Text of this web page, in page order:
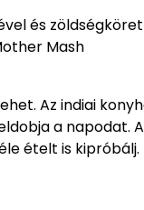
és
Mash
Az indiai
a napodat.
ételt is kipróbálj.